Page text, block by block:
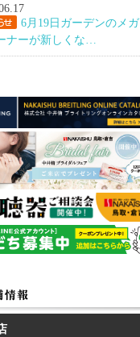
6月19日ガーデンのメガ
ナーが新しくな…